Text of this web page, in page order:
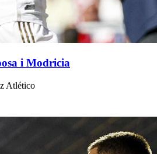
i Modricia
Atlético